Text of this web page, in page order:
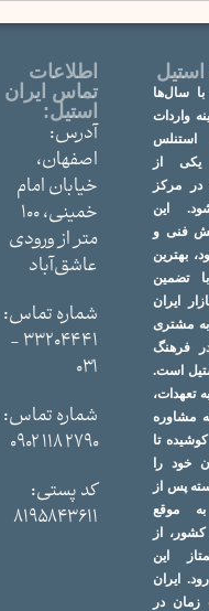
سال‌ها
واردات
یکی از
در مرکز
این
فنی و
بهترین
تضمین
ایران
مشتری
فرهنگ
است.
تعهدات،
مشاوره
تا
خود را
پس از
موقع
از
این
ایران
زمان در
اطلاعات
تماس ایران
استیل:
آدرس:
اصفهان،
خیابان امام
خمینی، 100
متر از ورودی
عاشق‌آباد
شماره تماس:
33204441 -
031
شماره تماس:
2790 118 0902
کد پستی:
8195843611